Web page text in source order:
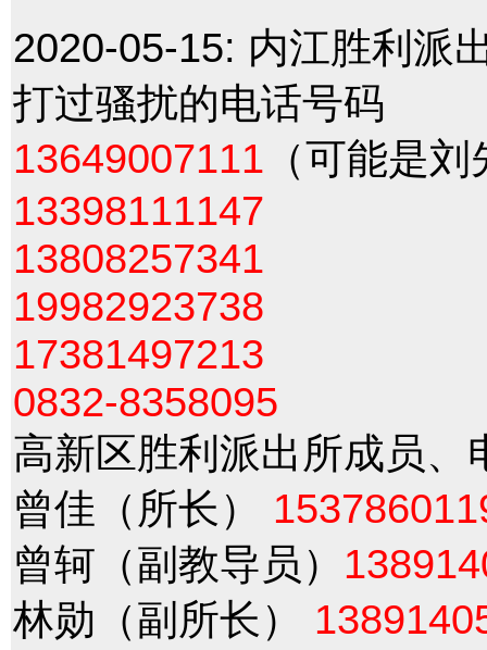
2020-05-15: 内江胜利派
打过骚扰的电话号码
13649007111 （可能是
13398111147
13808257341
19982923738
17381497213
0832-8358095
高新区胜利派出所成员、
曾佳（所长）
曾轲（副教导员）
林勋（副所长）